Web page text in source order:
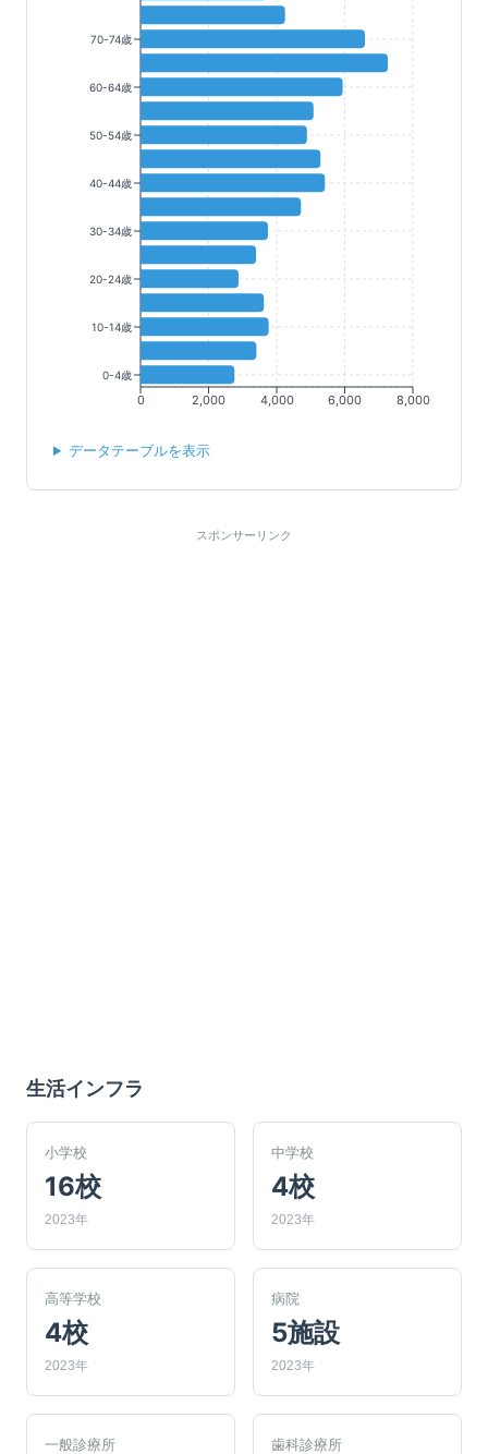
0 2,000 4,000 6,000 8,000
70-74歳
60-64歳
50-54歳
40-44歳
30-34歳
20-24歳
10-14歳
0-4歳
データテーブルを表示
スポンサーリンク
生活インフラ
小学校
16校
2023年
中学校
4校
2023年
高等学校
4校
2023年
病院
5施設
2023年
一般診療所 歯科診療所